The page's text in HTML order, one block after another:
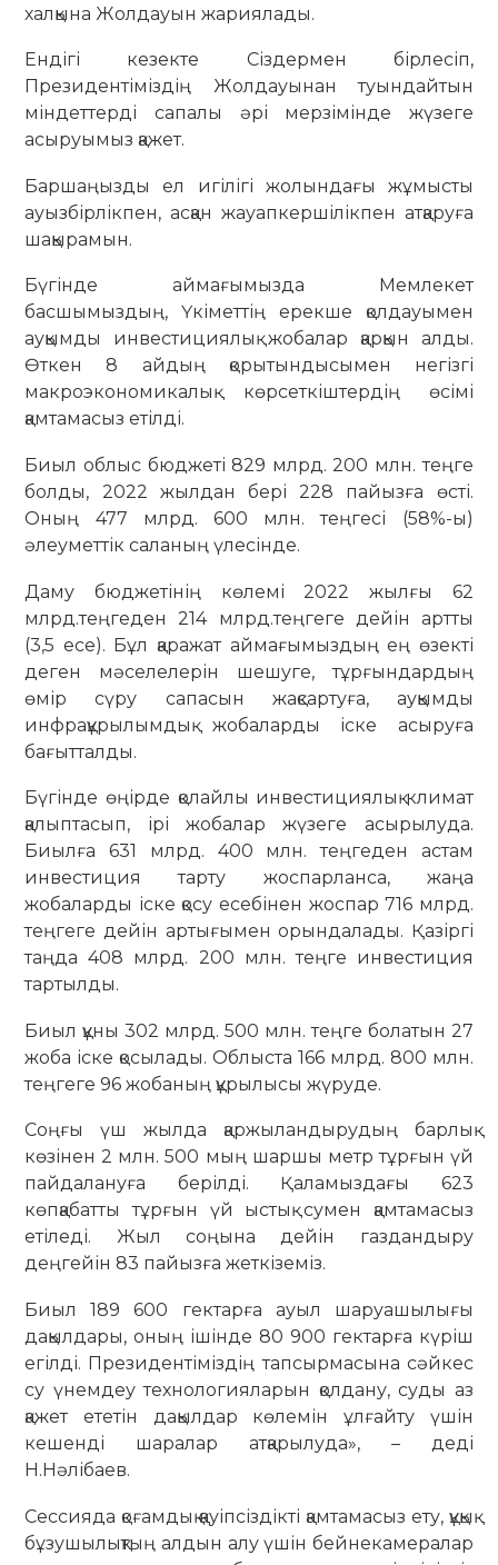
халқына Жолдауын жариялады.
Ендігі кезекте Сіздермен бірлесіп,
Президентіміздің Жолдауынан туындайтын
міндеттерді сапалы әрі мерзімінде жүзеге
асыруымыз қажет.
Баршаңызды ел игілігі жолындағы жұмысты
ауызбірлікпен, асқан жауапкершілікпен атқаруға
шақырамын.
Бүгінде аймағымызда Мемлекет
басшымыздың, Үкіметтің ерекше қолдауымен
ауқымды инвестициялық жобалар қарқын алды.
Өткен 8 айдың қорытындысымен негізгі
макроэкономикалық көрсеткіштердің өсімі
қамтамасыз етілді.
Биыл облыс бюджеті 829 млрд. 200 млн. теңге
болды, 2022 жылдан бері 228 пайызға өсті.
Оның 477 млрд. 600 млн. теңгесі (58%-ы)
әлеуметтік саланың үлесінде.
Даму бюджетінің көлемі 2022 жылғы 62
млрд.теңгеден 214 млрд.теңгеге дейін артты
(3,5 есе). Бұл қаражат аймағымыздың ең өзекті
деген мәселелерін шешуге, тұрғындардың
өмір сүру сапасын жақсартуға, ауқымды
инфрақұрылымдық жобаларды іске асыруға
бағытталды.
Бүгінде өңірде қолайлы инвестициялық климат
қалыптасып, ірі жобалар жүзеге асырылуда.
Биылға 631 млрд. 400 млн. теңгеден астам
инвестиция тарту жоспарланса, жаңа
жобаларды іске қосу есебінен жоспар 716 млрд.
теңгеге дейін артығымен орындалады. Қазіргі
таңда 408 млрд. 200 млн. теңге инвестиция
тартылды.
Биыл құны 302 млрд. 500 млн. теңге болатын 27
жоба іске қосылады. Облыста 166 млрд. 800 млн.
теңгеге 96 жобаның құрылысы жүруде.
Соңғы үш жылда қаржыландырудың барлық
көзінен 2 млн. 500 мың шаршы метр тұрғын үй
пайдалануға берілді. Қаламыздағы 623
көпқабатты тұрғын үй ыстық сумен қамтамасыз
етіледі. Жыл соңына дейін газдандыру
деңгейін 83 пайызға жеткіземіз.
Биыл 189 600 гектарға ауыл шаруашылығы
дақылдары, оның ішінде 80 900 гектарға күріш
егілді. Президентіміздің тапсырмасына сәйкес
су үнемдеу технологияларын қолдану, суды аз
қажет ететін дақылдар көлемін ұлғайту үшін
кешенді шаралар атқарылуда», – деді
Н.Нәлібаев.
Сессияда қоғамдық қауіпсіздікті қамтамасыз ету, құқық
бұзушылықтың алдын алу үшін бейнекамералар